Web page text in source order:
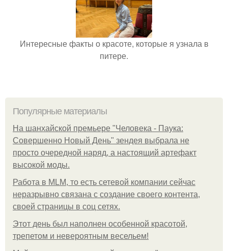
Интересные факты о красоте, которые я узнала в
питере.
Популярные материалы
На шанхайской премьере "Человека - Паука:
Совершенно Новый День" зендея выбрала не
просто очередной наряд, а настоящий артефакт
высокой моды.
Работа в MLM, то есть сетевой компании сейчас
неразрывно связана с создание своего контента,
своей страницы в соц сетях.
Этот день был наполнен особенной красотой,
трепетом и невероятным весельем!